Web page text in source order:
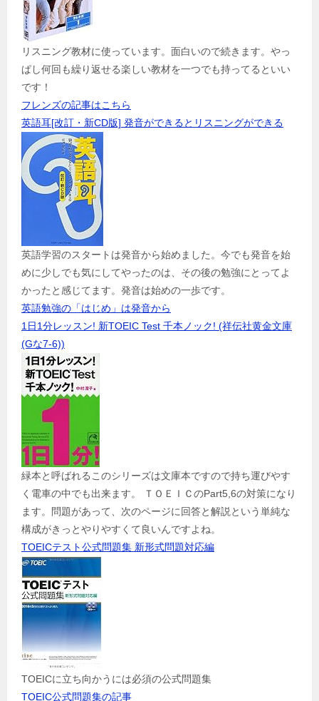
リスニング教材に使っています。面白いので続きます。やっ
ぱし何回も繰り返せる楽しい教材を一つでも持ってるといい
です！
フレンズの記事はこちら
英語耳[改訂・新CD版] 発音ができるとリスニングができる
英語学習のスタートは発音から始めました。今でも発音を始
めに少しでも気にしてやったのは、その後の勉強にとってよ
かったと感じてます。発音は始めの一歩です。
英語勉強の「はじめ」は発音から
1日1分レッスン! 新TOEIC Test 千本ノック! (祥伝社黄金文庫
(Gな7-6))
緑本と呼ばれるこのシリーズは文庫本ですので持ち運びやす
く電車の中でも出来ます。 ＴＯＥＩＣのPart5,6の対策になり
ます。問題があって、次のページに回答と解説という単純な
構成がきっとやりやすくて良いんですよね。
TOEICテスト公式問題集 新形式問題対応編
TOEICに立ち向かうには必須の公式問題集
TOEIC公式問題集の記事